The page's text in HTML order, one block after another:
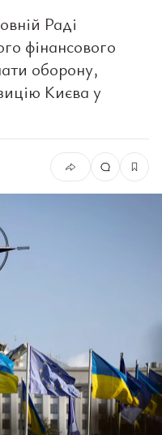
Раді
фінансового
оборону,
Києва у